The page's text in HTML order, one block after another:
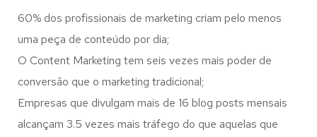
60% dos profissionais de marketing criam pelo menos
uma peça de conteúdo por dia;
O Content Marketing tem seis vezes mais poder de
conversão que o marketing tradicional;
Empresas que divulgam mais de 16 blog posts mensais
alcançam 3.5 vezes mais tráfego do que aquelas que